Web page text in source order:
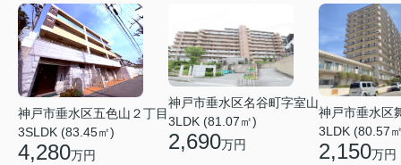
神戸市垂水区五色山２丁目
3SLDK (83.45㎡)
4,280万円
神戸市垂水区名谷町字室山
3LDK (81.07㎡)
2,690万円
神戸市垂水区
3LDK (80.57
2,150万円